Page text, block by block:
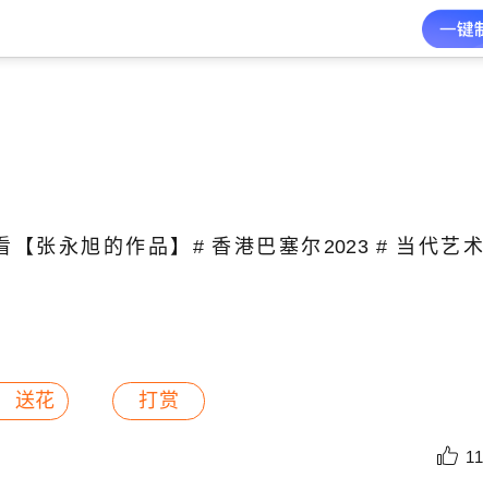
【张永旭的作品】# 香港巴塞尔2023 # 当代艺术
送花 打赏
11